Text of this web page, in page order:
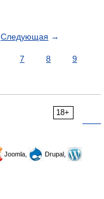
Следующая →
7 8
9
18+
Joomla,
Drupal,